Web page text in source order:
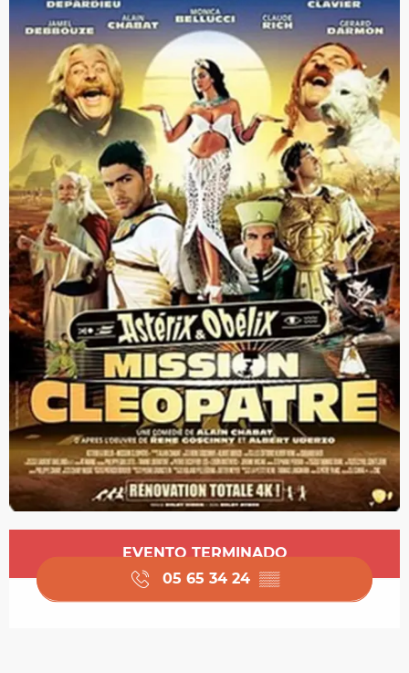
Horarios y datos de contacto
EVENTO TERMINADO
05 65 34 24 ▒▒